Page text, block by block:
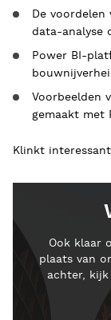
De voordelen
data-analyse
Power BI-
Voorbeelden
gemaakt met
Klinkt
Ook klaar
plaats van
achter,